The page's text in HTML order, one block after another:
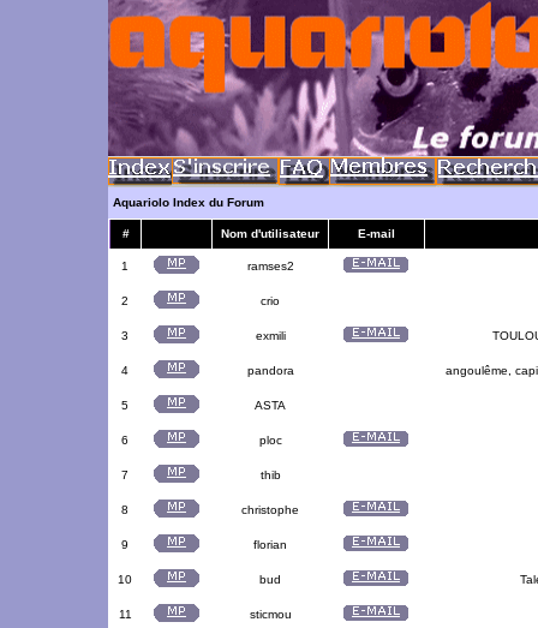
Aquariolo Index du Forum
# Nom d'utilisateur E-mail
1 ramses2
2 crio
3 exmili
4 pandora angoulême,
5 ASTA
6 ploc
7 thib
8 christophe
9 florian
10 bud
11 sticmou